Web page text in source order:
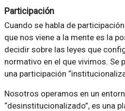
Participación
Cuando se habla de
que nos viene a la mente es la
decidir sobre las leyes que
normativo en el que vivimos. Se
una participación
Nosotros operamos en un
“desinstitucionalizado”, es una